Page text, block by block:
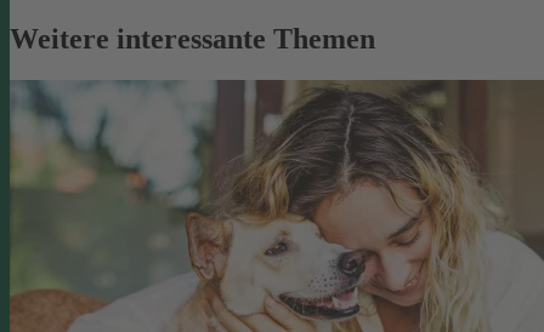
Weitere interessante Themen